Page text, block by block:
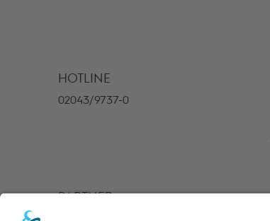
HOTLINE
02043/9737-0
PARTNER